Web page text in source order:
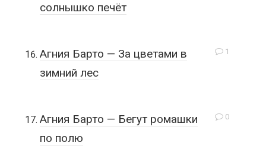
солнышко печёт
1
Агния Барто — За цветами в
зимний лес
0
Агния Барто — Бегут ромашки
по полю